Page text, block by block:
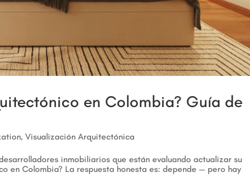
en Colombia? Guía de
,Visualización Arquitectónica
inmobiliarios que están evaluando actualizar su
en Colombia? La respuesta honesta es: depende — pero hay